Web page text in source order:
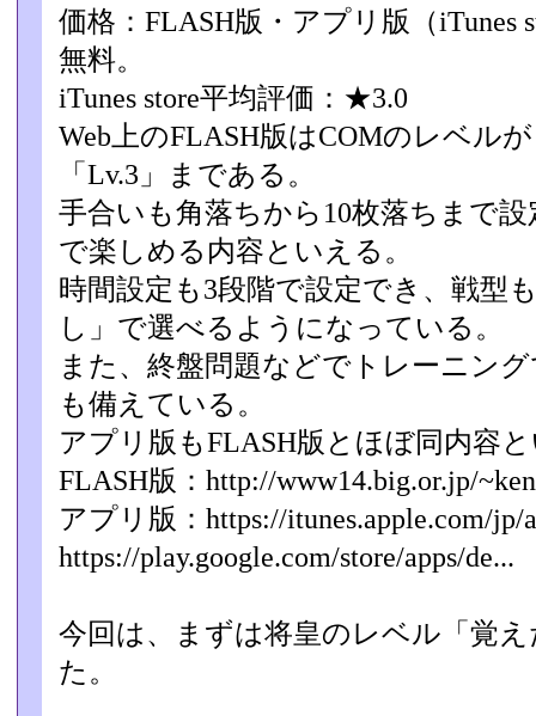
価格：FLASH版・アプリ版（iTunes
無料。
iTunes store平均評価：★3.0
Web上のFLASH版はCOMのレベル
「Lv.3」­まである。
手合いも角落ちから10枚落ちまで
で楽しめる内容といえる­。
時間設定も3段階で設定でき、戦型
し」で選べるようになって­いる。
また、終盤問題などでトレーニン
も備えている。
アプリ版もFLASH版とほぼ同内容
FLASH版：http://www14.big.or.jp/
アプリ版：https://itunes.apple.com/jp/
https://play.google.com/store/apps/de...
今回は、まずは将皇のレベル「覚
た。